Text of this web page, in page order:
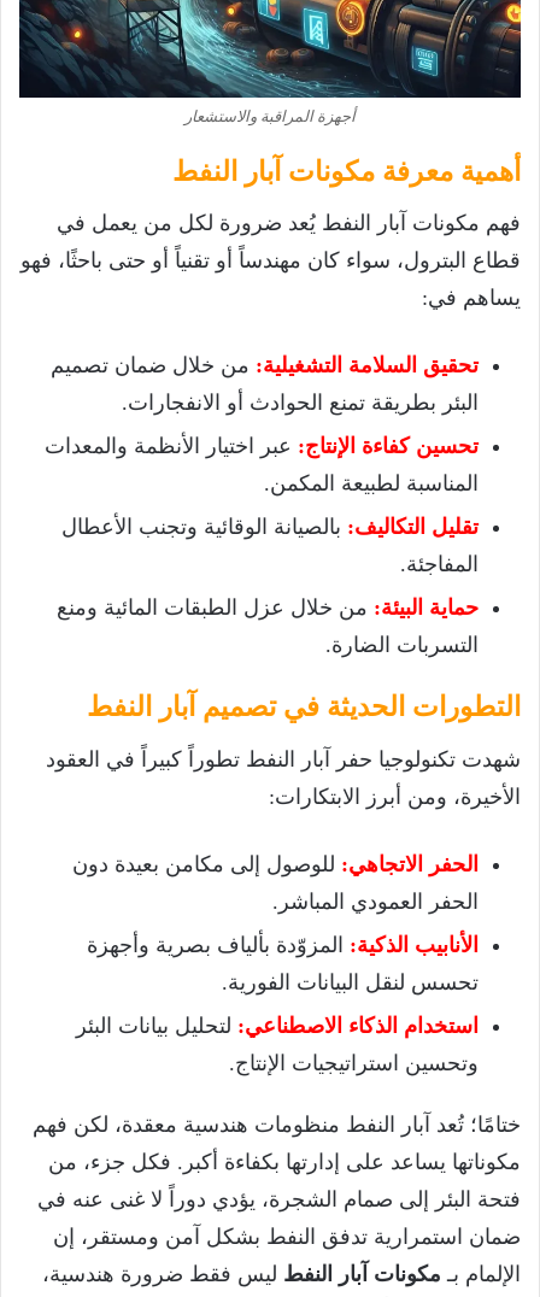
أجهزة المراقبة والاستشعار
أهمية معرفة مكونات آبار النفط
فهم مكونات آبار النفط يُعد ضرورة لكل من يعمل في
قطاع البترول، سواء كان مهندساً أو تقنياً أو حتى باحثًا، فهو
يساهم في:
تحقيق السلامة التشغيلية: من خلال ضمان تصميم
البئر بطريقة تمنع الحوادث أو الانفجارات.
تحسين كفاءة الإنتاج: عبر اختيار الأنظمة والمعدات
المناسبة لطبيعة المكمن.
تقليل التكاليف: بالصيانة الوقائية وتجنب الأعطال
المفاجئة.
حماية البيئة: من خلال عزل الطبقات المائية ومنع
التسربات الضارة.
التطورات الحديثة في تصميم آبار النفط
شهدت تكنولوجيا حفر آبار النفط تطوراً كبيراً في العقود
الأخيرة، ومن أبرز الابتكارات:
الحفر الاتجاهي: للوصول إلى مكامن بعيدة دون
الحفر العمودي المباشر.
الأنابيب الذكية: المزوّدة بألياف بصرية وأجهزة
تحسس لنقل البيانات الفورية.
استخدام الذكاء الاصطناعي: لتحليل بيانات البئر
وتحسين استراتيجيات الإنتاج.
ختامًا؛ تُعد آبار النفط منظومات هندسية معقدة، لكن فهم
مكوناتها يساعد على إدارتها بكفاءة أكبر. فكل جزء، من
فتحة البئر إلى صمام الشجرة، يؤدي دوراً لا غنى عنه في
ضمان استمرارية تدفق النفط بشكل آمن ومستقر، إن
الإلمام بـ مكونات آبار النفط ليس فقط ضرورة هندسية،